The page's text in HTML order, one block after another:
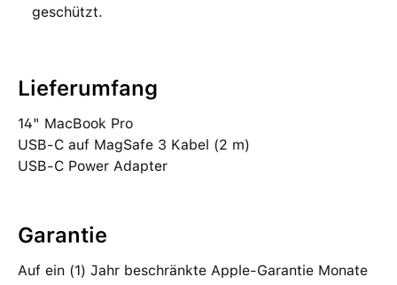
geschützt.
Lieferumfang
14" MacBook Pro
USB‑C auf MagSafe 3 Kabel (2 m)
USB‑C Power Adapter
Garantie
Auf ein (1) Jahr beschränkte Apple-Garantie Monate